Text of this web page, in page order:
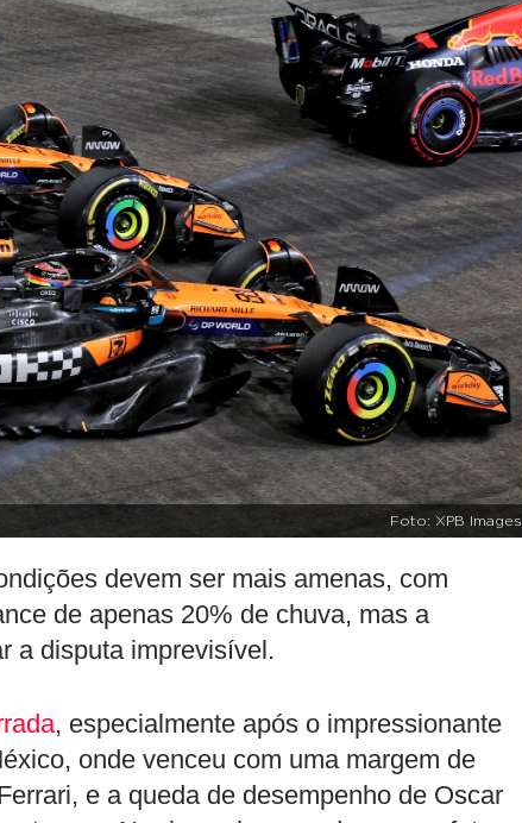
Foto: XPB Images
devem ser mais amenas, com
de apenas 20% de chuva, mas a
a disputa imprevisível.
, especialmente após o impressionante
onde venceu com uma margem de
e a queda de desempenho de Oscar